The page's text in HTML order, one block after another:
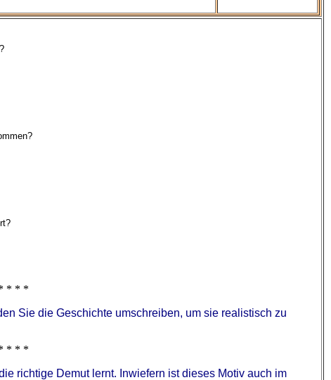
* * *
Sie die Geschichte umschreiben, um sie realistisch zu
* * *
richtige Demut lernt. Inwiefern ist dieses Motiv auch im